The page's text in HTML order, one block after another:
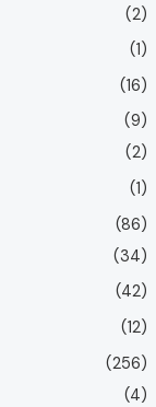
(2)
(1)
(16)
(9)
(2)
(1)
(86)
(34)
(42)
(12)
(256)
(4)